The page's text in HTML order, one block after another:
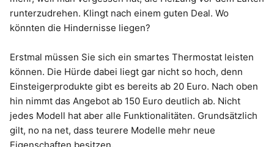
runterzudrehen. Klingt nach einem guten Deal. Wo
könnten die Hindernisse liegen?
Erstmal müssen Sie sich ein smartes Thermostat leisten
können. Die Hürde dabei liegt gar nicht so hoch, denn
Einsteigerprodukte gibt es bereits ab 20 Euro. Nach oben
hin nimmt das Angebot ab 150 Euro deutlich ab. Nicht
jedes Modell hat aber alle Funktionalitäten. Grundsätzlich
gilt, no na net, dass teurere Modelle mehr neue